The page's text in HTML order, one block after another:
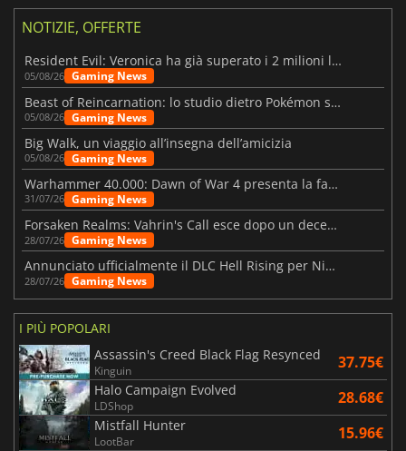
NOTIZIE, OFFERTE
Resident Evil: Veronica ha già superato i 2 milioni liste dei desideri
05/08/26 Gaming News
Beast of Reincarnation: lo studio dietro Pokémon su una nuova strada
05/08/26 Gaming News
Big Walk, un viaggio all’insegna dell’amicizia
05/08/26 Gaming News
Warhammer 40.000: Dawn of War 4 presenta la fazione dei Necron
31/07/26 Gaming News
Forsaken Realms: Vahrin's Call esce dopo un decennio di sviluppo
28/07/26 Gaming News
Annunciato ufficialmente il DLC Hell Rising per Nioh 3
28/07/26 Gaming News
I PIÙ POPOLARI
Assassin's Creed Black Flag Resynced
Kinguin 37.75€
Halo Campaign Evolved
LDShop 28.68€
Mistfall Hunter
LootBar 15.96€